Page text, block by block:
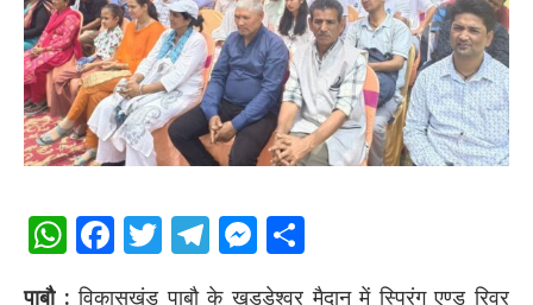
WhatsApp
Facebook
Twitter
Telegram
Messenger
पाबौ : विकासखंड पाबौ के खुड़डेश्वर मैदान में स्प्रिंग एण्ड रिवर